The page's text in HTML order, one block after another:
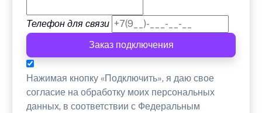
Телефон для связи
Заказ подключения
Нажимая кнопку «Подключить», я даю свое
согласие на обработку моих персональных
данных, в соответствии с Федеральным